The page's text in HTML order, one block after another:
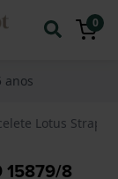
0
anos
Lotus Straps
15879/8